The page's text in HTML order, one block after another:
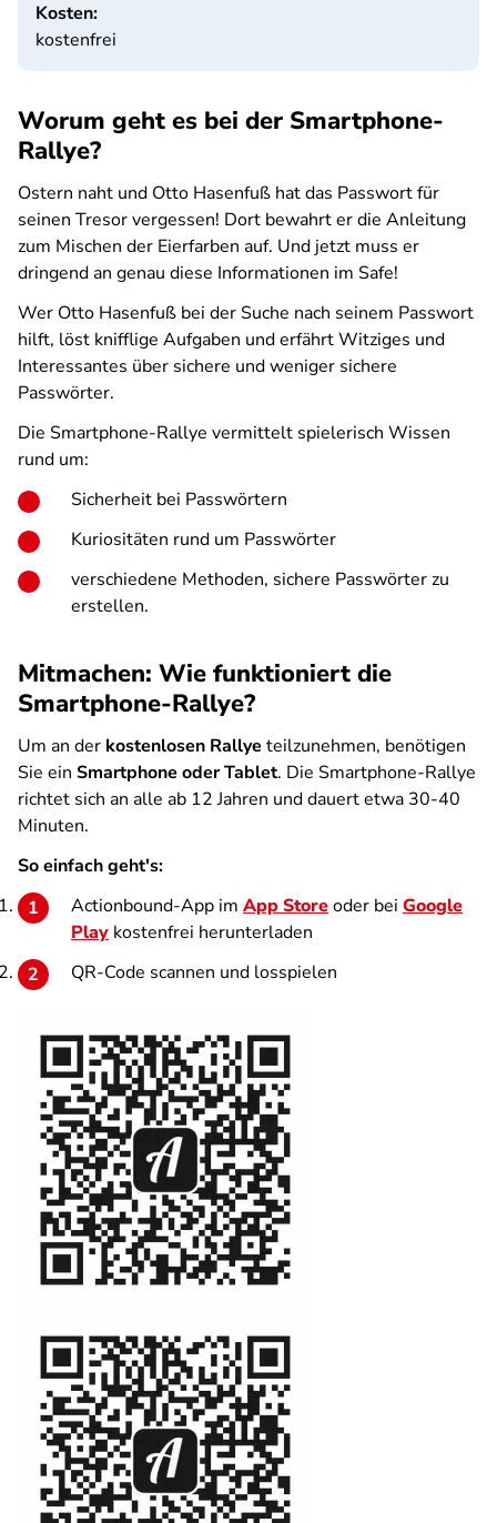
Kosten:
kostenfrei
Worum geht es bei der Smartphone-
Rallye?
Ostern naht und Otto Hasenfuß hat das Passwort für
seinen Tresor vergessen! Dort bewahrt er die Anleitung
zum Mischen der Eierfarben auf. Und jetzt muss er
dringend an genau diese Informationen im Safe!
Wer Otto Hasenfuß bei der Suche nach seinem Passwort
hilft, löst knifflige Aufgaben und erfährt Witziges und
Interessantes über sichere und weniger sichere
Passwörter.
Die Smartphone-Rallye vermittelt spielerisch Wissen
rund um:
Sicherheit bei Passwörtern
Kuriositäten rund um Passwörter
verschiedene Methoden, sichere Passwörter zu
erstellen.
Mitmachen: Wie funktioniert die
Smartphone-Rallye?
Um an der kostenlosen Rallye teilzunehmen, benötigen
Sie ein Smartphone oder Tablet. Die Smartphone-Rallye
richtet sich an alle ab 12 Jahren und dauert etwa 30-40
Minuten.
So einfach geht's:
Actionbound-App im App Storeoder bei Google
Play kostenfrei herunterladen
QR-Code scannen und losspielen